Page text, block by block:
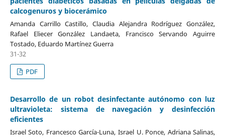
calcogenuros y biocerámico
Amanda Carrillo Castillo, Claudia Alejandra Rodríguez González,
Rafael Eliecer González Landaeta, Francisco Servando Aguirre
Tostado, Eduardo Martínez Guerra
31-32
PDF
Desarrollo de un robot desinfectante autónomo con luz
ultravioleta: sistema de navegación y desinfección
eficientes
Israel Soto, Francesco García-Luna, Israel U. Ponce, Adriana Salinas,